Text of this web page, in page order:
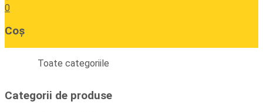
0
Coș
Toate categoriile
Categorii de produse